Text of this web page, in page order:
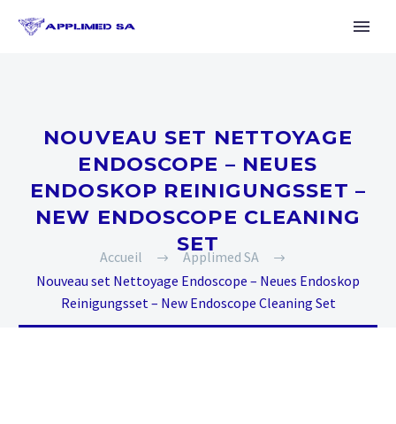
NOUVEAU SET NETTOYAGE
ENDOSCOPE – NEUES
ENDOSKOP REINIGUNGSSET –
NEW ENDOSCOPE CLEANING
SET
Accueil
Applimed SA
Nouveau set Nettoyage Endoscope – Neues Endoskop
Reinigungsset – New Endoscope Cleaning Set